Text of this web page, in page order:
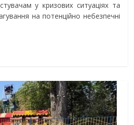
у кризових ситуаціях та
на потенційно небезпечні